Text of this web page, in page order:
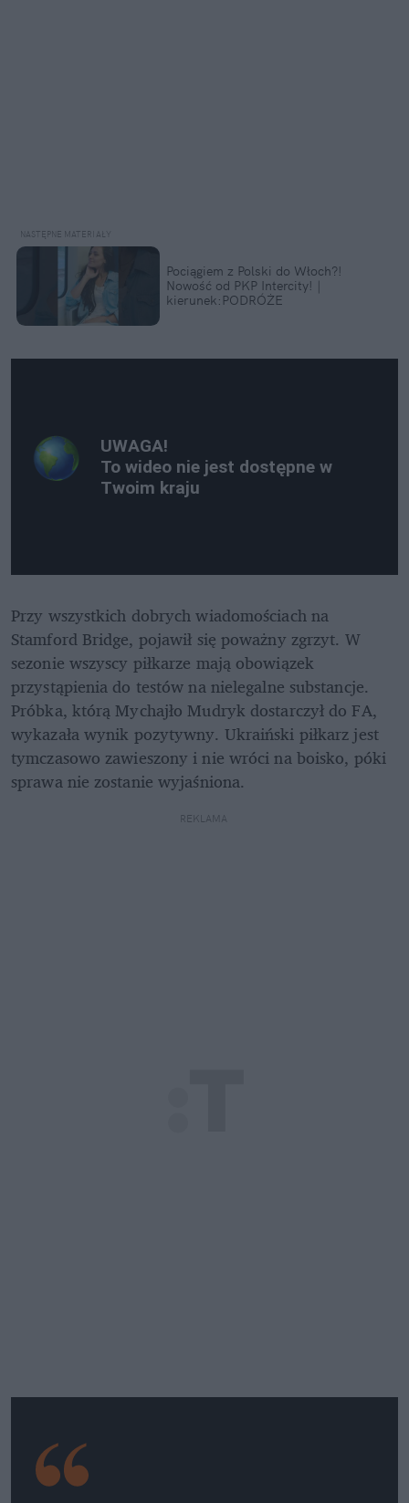
Pociągiem z Polski do Włoch?!
Nowość od PKP Intercity! |
kierunek:PODRÓŻE
Przy wszystkich dobrych wiadomościach na
Stamford Bridge, pojawił się poważny zgrzyt. W
sezonie wszyscy piłkarze mają obowiązek
przystąpienia do testów na nielegalne substancje.
Próbka, którą Mychajło Mudryk dostarczył do FA,
wykazała wynik pozytywny. Ukraiński piłkarz jest
tymczasowo zawieszony i nie wróci na boisko, póki
sprawa nie zostanie wyjaśniona.
REKLAMA